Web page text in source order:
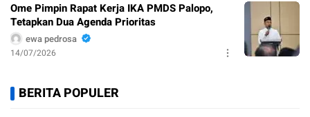
Ome Pimpin Rapat Kerja IKA PMDS Palopo,
Tetapkan Dua Agenda Prioritas
ewa pedrosa
14/07/2026
BERITA POPULER